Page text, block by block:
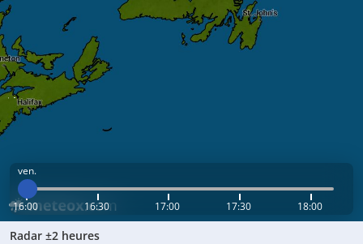
ven.
16:00 16:30 17:00 17:30 18:00
Radar ±2 heures